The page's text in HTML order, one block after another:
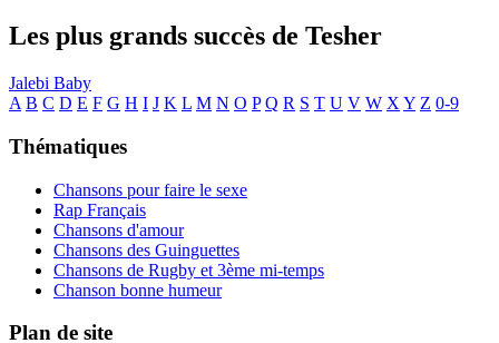
Les plus grands succès de Tesher
Jalebi Baby
A B C D E F G H I J K L M N O P Q R S T U V W X Y Z 0-9
Thématiques
Chansons pour faire le sexe
Rap Français
Chansons d'amour
Chansons des Guinguettes
Chansons de Rugby et 3ème mi-temps
Chanson bonne humeur
Plan de site